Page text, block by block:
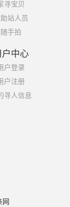
寻宝贝
站人员
随手拍
户中心
户登录
户注册
寻人信息
网